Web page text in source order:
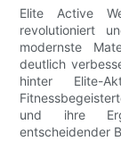
Elite Active
revolutioniert
modernste
deutlich
hinter Elite-
und ihre
entscheidender